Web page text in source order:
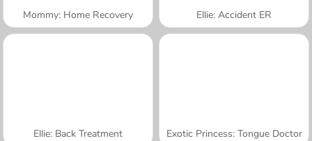
Mommy: Home Recovery Ellie: Accident ER
Ellie: Back Treatment Exotic Princess: Tongue Doctor